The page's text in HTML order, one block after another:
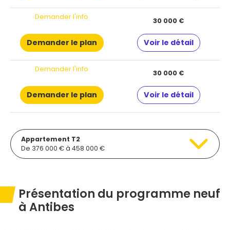
Demander l'info 30 000 €
Demander le plan Voir le détail
Demander l'info 30 000 €
Demander le plan Voir le détail
Appartement T2
De 376 000 € à 458 000 €
Présentation du programme neuf
à Antibes